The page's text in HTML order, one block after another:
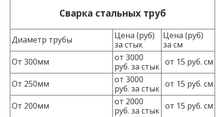
Сварка стальных труб
Диаметр трубы
Цена (руб)
за стык
Цена (руб)
за см
От 300мм
от 3000
руб. за стык от 15 руб. см
От 250мм
от 3000
руб. за стык от 15 руб. см
От 200мм
от 2000
руб. за стык от 15 руб. см